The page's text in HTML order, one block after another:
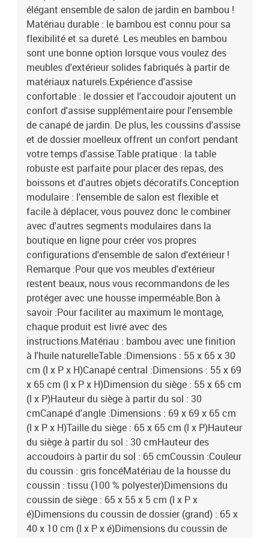
élégant ensemble de salon de jardin en bambou !
Matériau durable : le bambou est connu pour sa
flexibilité et sa dureté. Les meubles en bambou
sont une bonne option lorsque vous voulez des
meubles d'extérieur solides fabriqués à partir de
matériaux naturels.Expérience d'assise
confortable : le dossier et l'accoudoir ajoutent un
confort d'assise supplémentaire pour l'ensemble
de canapé de jardin. De plus, les coussins d'assise
et de dossier moelleux offrent un confort pendant
votre temps d'assise.Table pratique : la table
robuste est parfaite pour placer des repas, des
boissons et d'autres objets décoratifs.Conception
modulaire : l'ensemble de salon est flexible et
facile à déplacer, vous pouvez donc le combiner
avec d'autres segments modulaires dans la
boutique en ligne pour créer vos propres
configurations d'ensemble de salon d'extérieur !
Remarque :Pour que vos meubles d'extérieur
restent beaux, nous vous recommandons de les
protéger avec une housse imperméable.Bon à
savoir :Pour faciliter au maximum le montage,
chaque produit est livré avec des
instructions.Matériau : bambou avec une finition
à l'huile naturelleTable :Dimensions : 55 x 65 x 30
cm (l x P x H)Canapé central :Dimensions : 55 x 69
x 65 cm (l x P x H)Dimension du siège : 55 x 65 cm
(l x P)Hauteur du siège à partir du sol : 30
cmCanapé d'angle :Dimensions : 69 x 69 x 65 cm
(l x P x H)Taille du siège : 65 x 65 cm (l x P)Hauteur
du siège à partir du sol : 30 cmHauteur des
accoudoirs à partir du sol : 65 cmCoussin :Couleur
du coussin : gris foncéMatériau de la housse du
coussin : tissu (100 % polyester)Dimensions du
coussin de siège : 65 x 55 x 5 cm (l x P x
é)Dimensions du coussin de dossier (grand) : 65 x
40 x 10 cm (l x P x é)Dimensions du coussin de